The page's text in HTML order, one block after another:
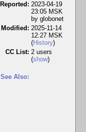
Reported: 2023-04-19
23:05 MSK
by globonet
Modified: 2025-11-14
12:27 MSK
(History)
CC List: 2 users
(show)
See Also: